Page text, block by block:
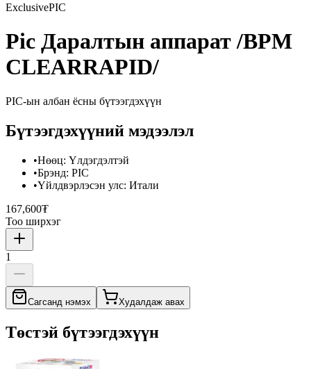
ExclusivePIC
Pic Даралтын аппарат /BPM
CLEARRAPID/
PIC-ын албан ёсны бүтээгдэхүүн
Бүтээгдэхүүний мэдээлэл
•Нөөц: Үлдэгдэлтэй
•Брэнд: PIC
•Үйлдвэрлэсэн улс: Итали
167,600₮
Тоо ширхэг
1
Сагсанд нэмэх Худалдаж авах
Төстэй бүтээгдэхүүн